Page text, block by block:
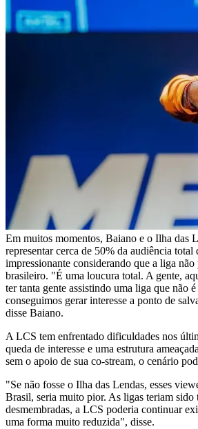
Em muitos momentos, Baiano e o Ilha das
representar cerca de 50% da audiência
impressionante considerando que a liga
brasileiro. "É uma loucura total. A gente,
ter tanta gente assistindo uma liga que não é
conseguimos gerar interesse a ponto de
disse Baiano.
A LCS tem enfrentado dificuldades nos
queda de interesse e uma estrutura
sem o apoio de sua co-stream, o cenário
"Se não fosse o Ilha das Lendas, esses
Brasil, seria muito pior. As ligas teriam sido
desmembradas, a LCS poderia continuar
uma forma muito reduzida", disse.